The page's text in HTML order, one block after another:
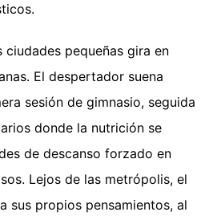
ciudades pequeñas gira en
El despertador suena
sesión de gimnasio, seguida
donde la nutrición se
de descanso forzado en
Lejos de las metrópolis, el
sus propios pensamientos, al